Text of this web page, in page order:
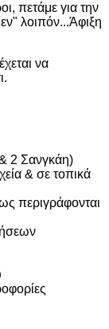
πετάμε για την
λοιπόν...Άφιξη
να
2 Σανγκάη)
& σε τοπικά
περιγράφονται